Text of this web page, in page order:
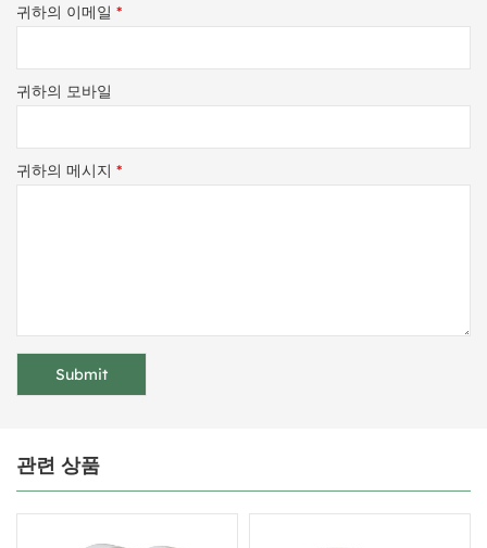
귀하의 이메일 *
귀하의 모바일
귀하의 메시지 *
관련 상품